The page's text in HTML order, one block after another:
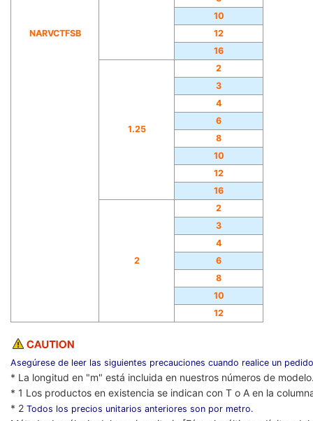
NARVCTFSB
10
12
16
1.25
2
3
4
6
8
10
12
16
2
2
3
4
6
8
10
12
Asegúrese de leer las siguientes precauciones cuando realice un
* La longitud en "m" está incluida en nuestros números de
* 1 Los productos en existencia se indican con T o A en la
* 2 Todos los precios unitarios anteriores son por metro.